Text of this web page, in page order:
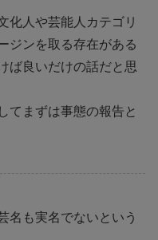
化人や芸能人カテゴリ
ジンを取る存在がある
ば良いだけの話だと思
てまずは事態の報告と
名も実名でないという